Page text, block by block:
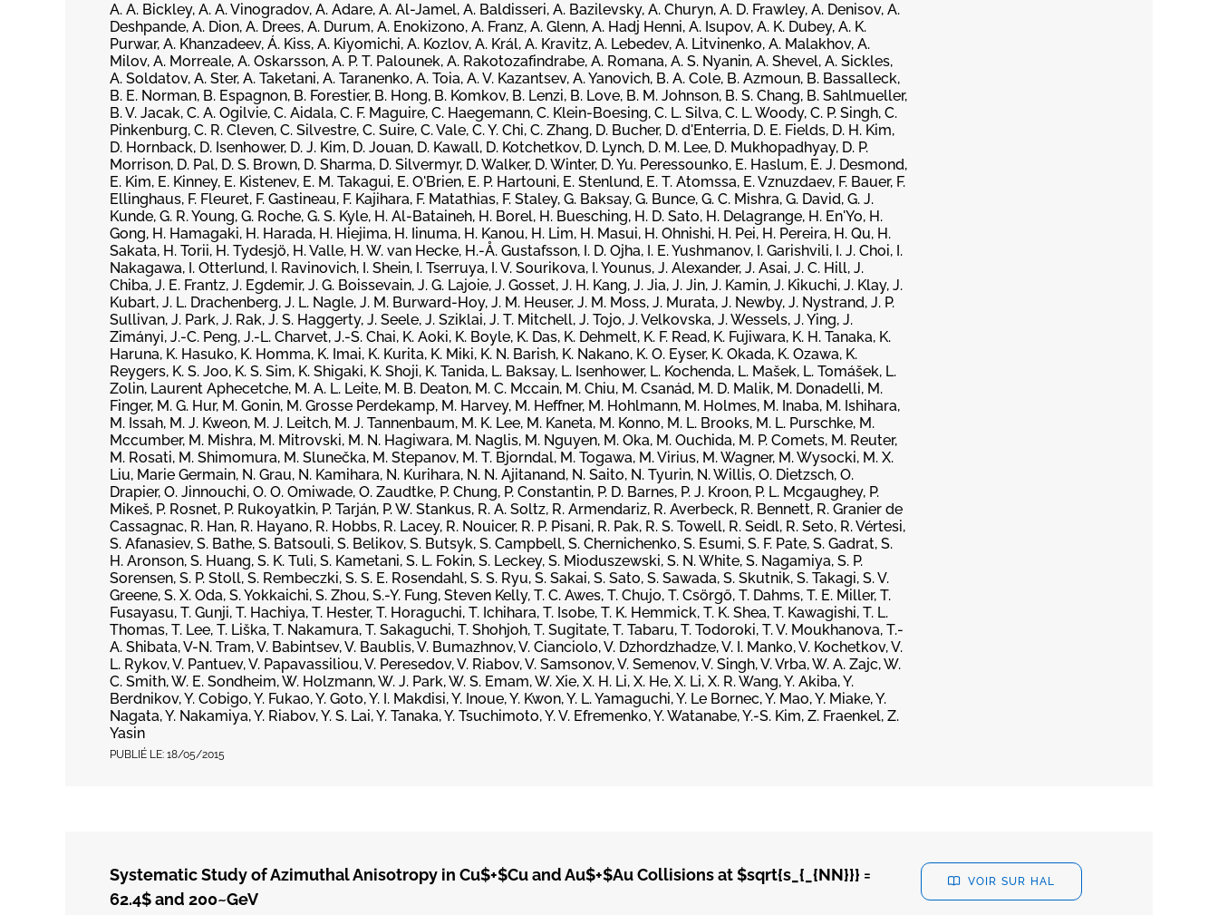
A. A. Bickley, A. A. Vinogradov, A. Adare, A. Al-Jamel, A. Baldisseri, A. Bazilevsky, A. Churyn, A. D. Frawley, A. Denisov, A.
Deshpande, A. Dion, A. Drees, A. Durum, A. Enokizono, A. Franz, A. Glenn, A. Hadj Henni, A. Isupov, A. K. Dubey, A. K.
Purwar, A. Khanzadeev, Á. Kiss, A. Kiyomichi, A. Kozlov, A. Král, A. Kravitz, A. Lebedev, A. Litvinenko, A. Malakhov, A.
Milov, A. Morreale, A. Oskarsson, A. P. T. Palounek, A. Rakotozafindrabe, A. Romana, A. S. Nyanin, A. Shevel, A. Sickles,
A. Soldatov, A. Ster, A. Taketani, A. Taranenko, A. Toia, A. V. Kazantsev, A. Yanovich, B. A. Cole, B. Azmoun, B. Bassalleck,
B. E. Norman, B. Espagnon, B. Forestier, B. Hong, B. Komkov, B. Lenzi, B. Love, B. M. Johnson, B. S. Chang, B. Sahlmueller,
B. V. Jacak, C. A. Ogilvie, C. Aidala, C. F. Maguire, C. Haegemann, C. Klein-Boesing, C. L. Silva, C. L. Woody, C. P. Singh, C.
Pinkenburg, C. R. Cleven, C. Silvestre, C. Suire, C. Vale, C. Y. Chi, C. Zhang, D. Bucher, D. d'Enterria, D. E. Fields, D. H. Kim,
D. Hornback, D. Isenhower, D. J. Kim, D. Jouan, D. Kawall, D. Kotchetkov, D. Lynch, D. M. Lee, D. Mukhopadhyay, D. P.
Morrison, D. Pal, D. S. Brown, D. Sharma, D. Silvermyr, D. Walker, D. Winter, D. Yu. Peressounko, E. Haslum, E. J. Desmond,
E. Kim, E. Kinney, E. Kistenev, E. M. Takagui, E. O'Brien, E. P. Hartouni, E. Stenlund, E. T. Atomssa, E. Vznuzdaev, F. Bauer, F.
Ellinghaus, F. Fleuret, F. Gastineau, F. Kajihara, F. Matathias, F. Staley, G. Baksay, G. Bunce, G. C. Mishra, G. David, G. J.
Kunde, G. R. Young, G. Roche, G. S. Kyle, H. Al-Bataineh, H. Borel, H. Buesching, H. D. Sato, H. Delagrange, H. En'Yo, H.
Gong, H. Hamagaki, H. Harada, H. Hiejima, H. Iinuma, H. Kanou, H. Lim, H. Masui, H. Ohnishi, H. Pei, H. Pereira, H. Qu, H.
Sakata, H. Torii, H. Tydesjö, H. Valle, H. W. van Hecke, H.-Å. Gustafsson, I. D. Ojha, I. E. Yushmanov, I. Garishvili, I. J. Choi, I.
Nakagawa, I. Otterlund, I. Ravinovich, I. Shein, I. Tserruya, I. V. Sourikova, I. Younus, J. Alexander, J. Asai, J. C. Hill, J.
Chiba, J. E. Frantz, J. Egdemir, J. G. Boissevain, J. G. Lajoie, J. Gosset, J. H. Kang, J. Jia, J. Jin, J. Kamin, J. Kikuchi, J. Klay, J.
Kubart, J. L. Drachenberg, J. L. Nagle, J. M. Burward-Hoy, J. M. Heuser, J. M. Moss, J. Murata, J. Newby, J. Nystrand, J. P.
Sullivan, J. Park, J. Rak, J. S. Haggerty, J. Seele, J. Sziklai, J. T. Mitchell, J. Tojo, J. Velkovska, J. Wessels, J. Ying, J.
Zimányi, J.-C. Peng, J.-L. Charvet, J.-S. Chai, K. Aoki, K. Boyle, K. Das, K. Dehmelt, K. F. Read, K. Fujiwara, K. H. Tanaka, K.
Haruna, K. Hasuko, K. Homma, K. Imai, K. Kurita, K. Miki, K. N. Barish, K. Nakano, K. O. Eyser, K. Okada, K. Ozawa, K.
Reygers, K. S. Joo, K. S. Sim, K. Shigaki, K. Shoji, K. Tanida, L. Baksay, L. Isenhower, L. Kochenda, L. Mašek, L. Tomášek, L.
Zolin, Laurent Aphecetche, M. A. L. Leite, M. B. Deaton, M. C. Mccain, M. Chiu, M. Csanád, M. D. Malik, M. Donadelli, M.
Finger, M. G. Hur, M. Gonin, M. Grosse Perdekamp, M. Harvey, M. Heffner, M. Hohlmann, M. Holmes, M. Inaba, M. Ishihara,
M. Issah, M. J. Kweon, M. J. Leitch, M. J. Tannenbaum, M. K. Lee, M. Kaneta, M. Konno, M. L. Brooks, M. L. Purschke, M.
Mccumber, M. Mishra, M. Mitrovski, M. N. Hagiwara, M. Naglis, M. Nguyen, M. Oka, M. Ouchida, M. P. Comets, M. Reuter,
M. Rosati, M. Shimomura, M. Slunečka, M. Stepanov, M. T. Bjorndal, M. Togawa, M. Virius, M. Wagner, M. Wysocki, M. X.
Liu, Marie Germain, N. Grau, N. Kamihara, N. Kurihara, N. N. Ajitanand, N. Saito, N. Tyurin, N. Willis, O. Dietzsch, O.
Drapier, O. Jinnouchi, O. O. Omiwade, O. Zaudtke, P. Chung, P. Constantin, P. D. Barnes, P. J. Kroon, P. L. Mcgaughey, P.
Mikeš, P. Rosnet, P. Rukoyatkin, P. Tarján, P. W. Stankus, R. A. Soltz, R. Armendariz, R. Averbeck, R. Bennett, R. Granier de
Cassagnac, R. Han, R. Hayano, R. Hobbs, R. Lacey, R. Nouicer, R. P. Pisani, R. Pak, R. S. Towell, R. Seidl, R. Seto, R. Vértesi,
S. Afanasiev, S. Bathe, S. Batsouli, S. Belikov, S. Butsyk, S. Campbell, S. Chernichenko, S. Esumi, S. F. Pate, S. Gadrat, S.
H. Aronson, S. Huang, S. K. Tuli, S. Kametani, S. L. Fokin, S. Leckey, S. Mioduszewski, S. N. White, S. Nagamiya, S. P.
Sorensen, S. P. Stoll, S. Rembeczki, S. S. E. Rosendahl, S. S. Ryu, S. Sakai, S. Sato, S. Sawada, S. Skutnik, S. Takagi, S. V.
Greene, S. X. Oda, S. Yokkaichi, S. Zhou, S.-Y. Fung, Steven Kelly, T. C. Awes, T. Chujo, T. Csörgő, T. Dahms, T. E. Miller, T.
Fusayasu, T. Gunji, T. Hachiya, T. Hester, T. Horaguchi, T. Ichihara, T. Isobe, T. K. Hemmick, T. K. Shea, T. Kawagishi, T. L.
Thomas, T. Lee, T. Liška, T. Nakamura, T. Sakaguchi, T. Shohjoh, T. Sugitate, T. Tabaru, T. Todoroki, T. V. Moukhanova, T.-
A. Shibata, V-N. Tram, V. Babintsev, V. Baublis, V. Bumazhnov, V. Cianciolo, V. Dzhordzhadze, V. I. Manko, V. Kochetkov, V.
L. Rykov, V. Pantuev, V. Papavassiliou, V. Peresedov, V. Riabov, V. Samsonov, V. Semenov, V. Singh, V. Vrba, W. A. Zajc, W.
C. Smith, W. E. Sondheim, W. Holzmann, W. J. Park, W. S. Emam, W. Xie, X. H. Li, X. He, X. Li, X. R. Wang, Y. Akiba, Y.
Berdnikov, Y. Cobigo, Y. Fukao, Y. Goto, Y. I. Makdisi, Y. Inoue, Y. Kwon, Y. L. Yamaguchi, Y. Le Bornec, Y. Mao, Y. Miake, Y.
Nagata, Y. Nakamiya, Y. Riabov, Y. S. Lai, Y. Tanaka, Y. Tsuchimoto, Y. V. Efremenko, Y. Watanabe, Y.-S. Kim, Z. Fraenkel, Z.
Yasin
PUBLIÉ LE: 18/05/2015
Systematic Study of Azimuthal Anisotropy in Cu$+$Cu and Au$+$Au Collisions at $sqrt{s_{_{NN}}} =
62.4$ and 200~GeV
VOIR SUR HAL